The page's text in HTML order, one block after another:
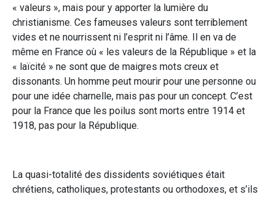
« valeurs », mais pour y apporter la lumière du
christianisme. Ces fameuses valeurs sont terriblement
vides et ne nourrissent ni l’esprit ni l’âme. Il en va de
même en France où « les valeurs de la République » et la
« laïcité » ne sont que de maigres mots creux et
dissonants. Un homme peut mourir pour une personne ou
pour une idée charnelle, mais pas pour un concept. C’est
pour la France que les poilus sont morts entre 1914 et
1918, pas pour la République.
La quasi-totalité des dissidents soviétiques était
chrétiens, catholiques, protestants ou orthodoxes, et s’ils